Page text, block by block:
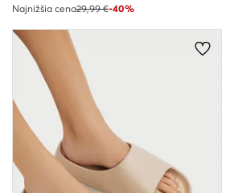
Najnižšia cena29,99 €-40%